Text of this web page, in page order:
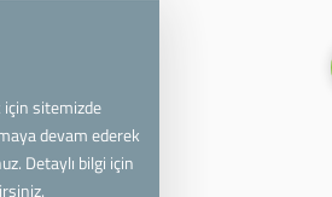
sitemizde
devam ederek
Detaylı bilgi için